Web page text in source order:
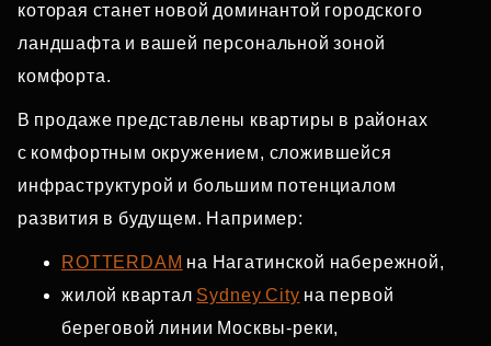
которая станет новой доминантой городского
ландшафта и вашей персональной зоной
комфорта.
В продаже представлены квартиры в районах
с комфортным окружением, сложившейся
инфраструктурой и большим потенциалом
развития в будущем. Например:
ROTTERDAM на Нагатинской набережной,
жилой квартал Sydney City на первой
береговой линии Москвы‑реки,